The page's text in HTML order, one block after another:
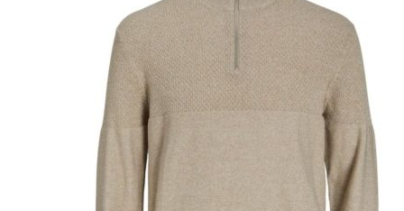
Puvuntakit ja blazerit
Miesten housut
Miesten housut
Miesten farkut
Miesten collegehousut
Miesten shortsit
Miesten asusteet
Vyöt ja olkaimet
Solmiot, rusetit ja taskuliinat
Miesten päähineet, huivit ja käsineet
Miesten yöasut ja alusvaatteet
Miesten alusvaatteet